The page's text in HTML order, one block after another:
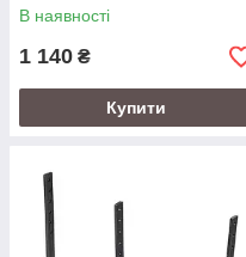
В наявності
1 140 ₴
Купити